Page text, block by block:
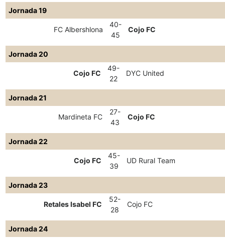
Jornada 19
FC Albershlona
40-
45
Cojo FC
Jornada 20
Cojo FC
49-
22
DYC United
Jornada 21
Mardineta FC
27-
43
Cojo FC
Jornada 22
Cojo FC
45-
39
UD Rural Team
Jornada 23
Retales Isabel FC
52-
28
Cojo FC
Jornada 24